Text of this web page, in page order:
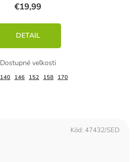
€19,99
DETAIL
140 146 152 158 170
Kód: 47432/SED